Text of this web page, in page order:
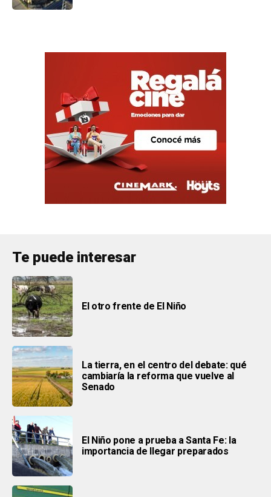
Te puede interesar
El otro frente de El Niño
La tierra, en el centro del debate: qué
cambiaría la reforma que vuelve al
Senado
El Niño pone a prueba a Santa Fe: la
importancia de llegar preparados